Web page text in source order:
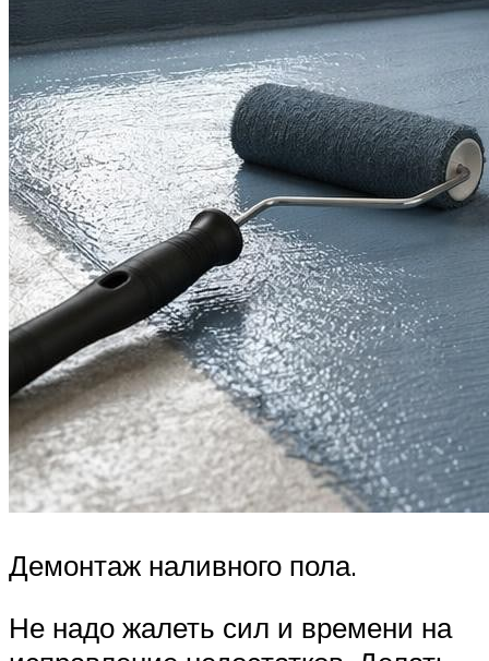
Демонтаж наливного пола.
Не надо жалеть сил и времени на